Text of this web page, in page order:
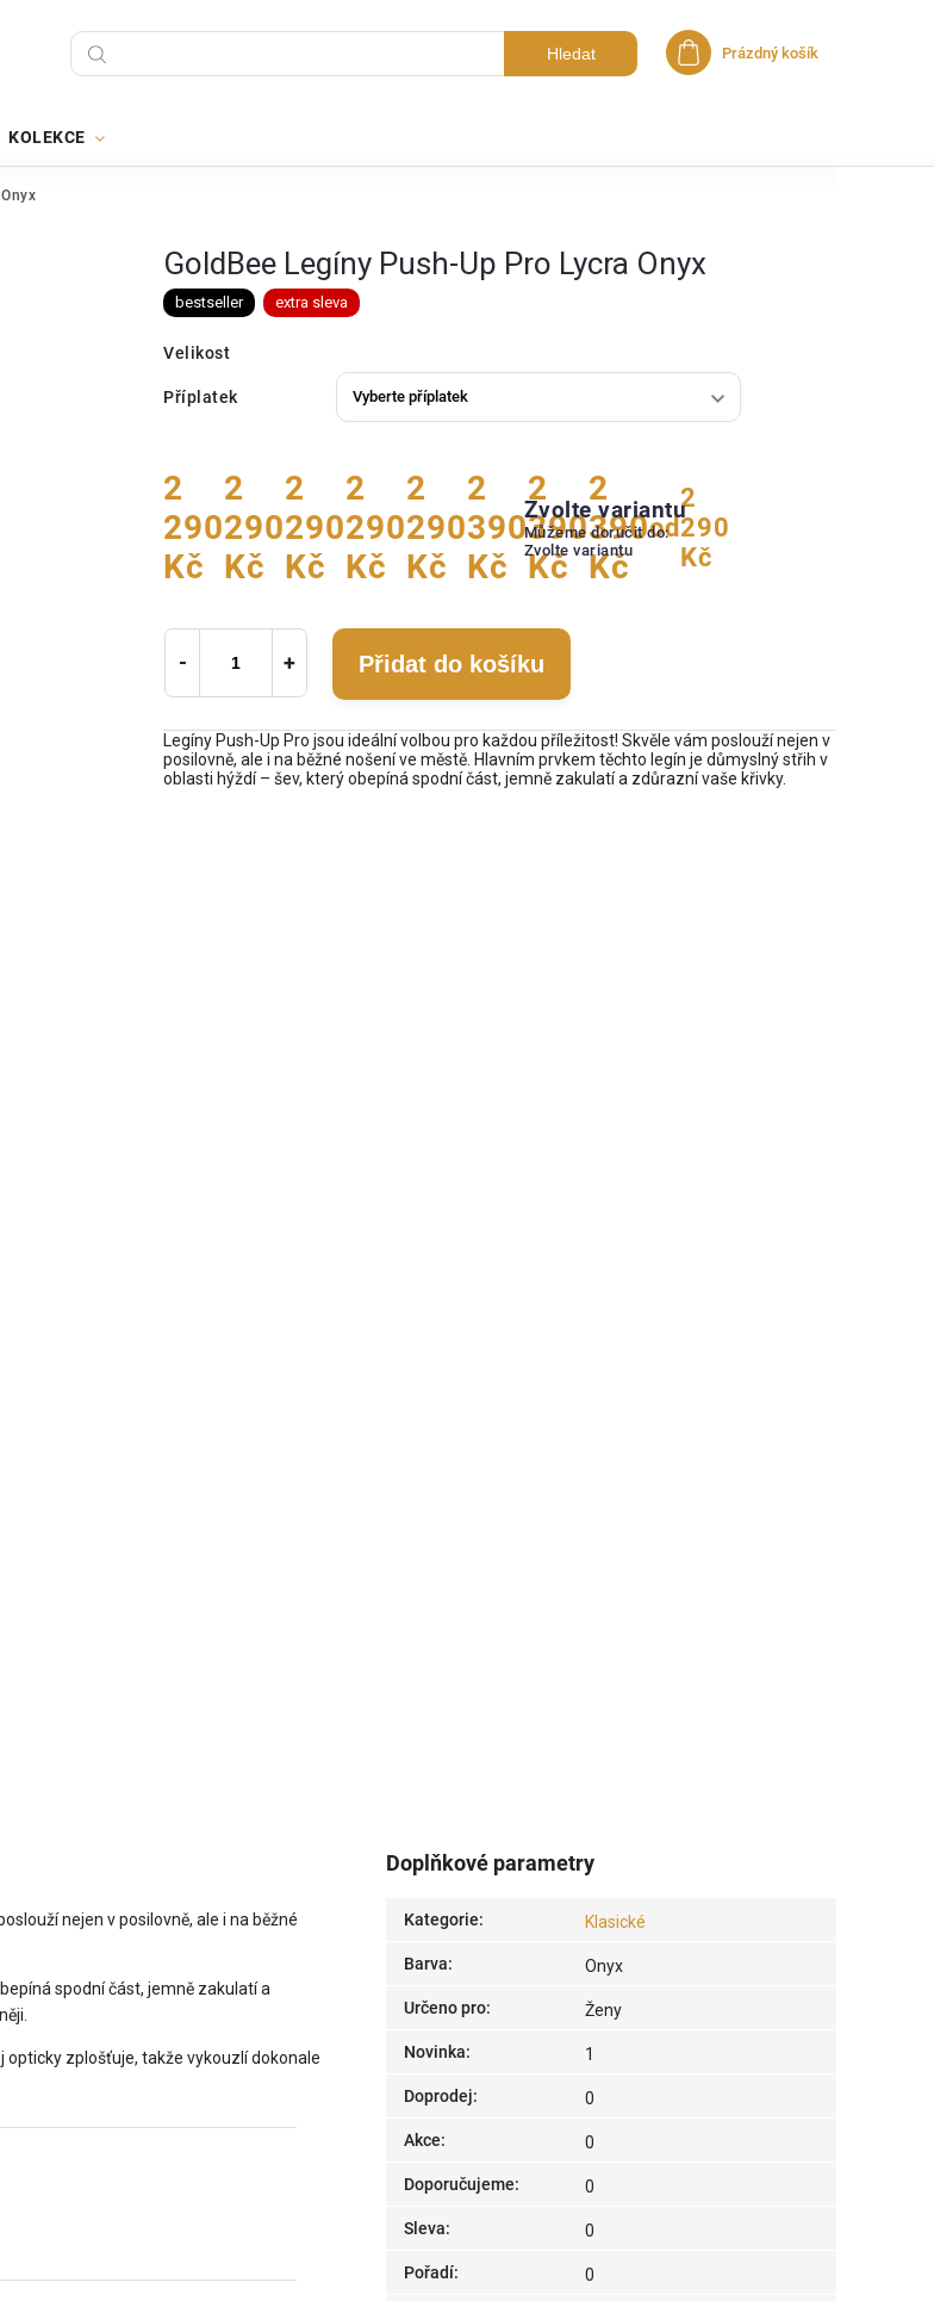
Hledat Nákupní košík
Prázdný košík
KOLEKCE
GoldBee Legíny Push-Up Pro Lycra Onyx
bestseller extra sleva
Velikost
Příplatek
2
290
Kč
2
290
Kč
2
290
Kč
2
290
Kč
2
290
Kč
2
390
Kč
2
390
Kč
2
390
Kč
od
2
290
Kč
Zvolte variantu
Můžeme doručit do:
Zvolte variantu
Přidat do košíku
Legíny Push-Up Pro jsou ideální volbou pro každou příležitost! Skvěle vám poslouží nejen v
posilovně, ale i na běžné nošení ve městě. Hlavním prvkem těchto legín je důmyslný střih v
oblasti hýždí – šev, který obepíná spodní část, jemně zakulatí a zdůrazní vaše křivky.
nejen v posilovně, ale i na běžné
spodní část, jemně zakulatí a
opticky zplošťuje, takže vykouzlí dokonale
Doplňkové parametry
Kategorie: Klasické
Barva: Onyx
Určeno pro: Ženy
Novinka: 1
Doprodej: 0
Akce: 0
Doporučujeme: 0
Sleva: 0
Pořadí: 0